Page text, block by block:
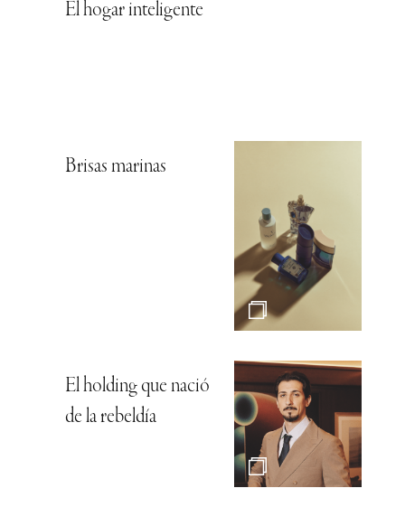
El hogar inteligente
Brisas marinas
El holding que nació
de la rebeldía